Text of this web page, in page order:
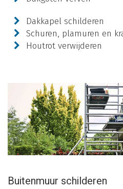
Dakkapel schilderen
Schuren, plamuren en
Houtrot verwijderen
Buitenmuur schilderen